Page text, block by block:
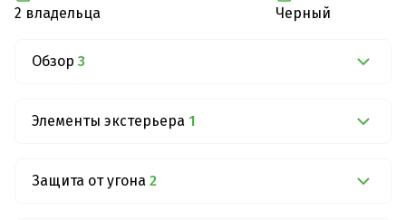
2 владельца Черный
Обзор 3
Элементы экстерьера 1
Защита от угона 2